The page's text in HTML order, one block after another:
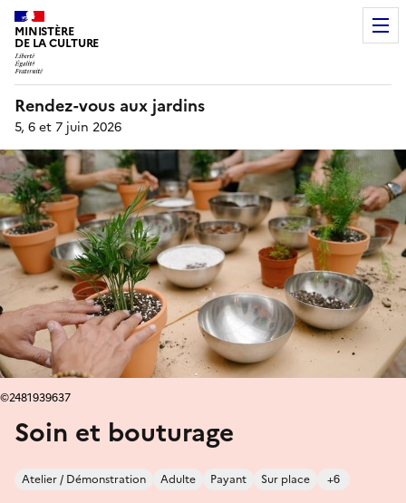
MINISTÈRE
DE LA CULTURE
Rendez-vous aux jardins
5, 6 et 7 juin 2026
Soin et bouturage
Atelier / Démonstration Adulte Payant Sur place +6
©2481939637